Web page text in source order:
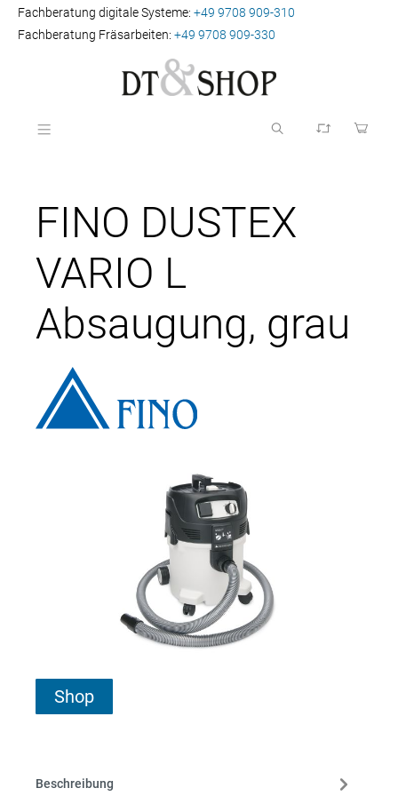
Fachberatung digitale Systeme: +49 9708 909-310
Fachberatung Fräsarbeiten: +49 9708 909-330
FINO DUSTEX
VARIO L
Absaugung, grau
Shop
Beschreibung